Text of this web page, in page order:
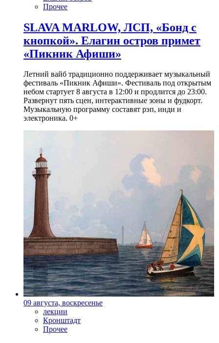
Прочее
SLAVA MARLOW, ЛСП, «Бонд с
кнопкой». Елагин остров примет
«Пикник Афиши»
Летний вайб традиционно поддерживает музыкальный
фестиваль «Пикник Афиши». Фестиваль под открытым
небом стартует 8 августа в 12:00 и продлится до 23:00.
Развернут пять сцен, интерактивные зоны и фудкорт.
Музыкальную программу составят рэп, инди и
электроника. 0+
09 августа, воскресенье
лекции
Кронштадт
Прочее